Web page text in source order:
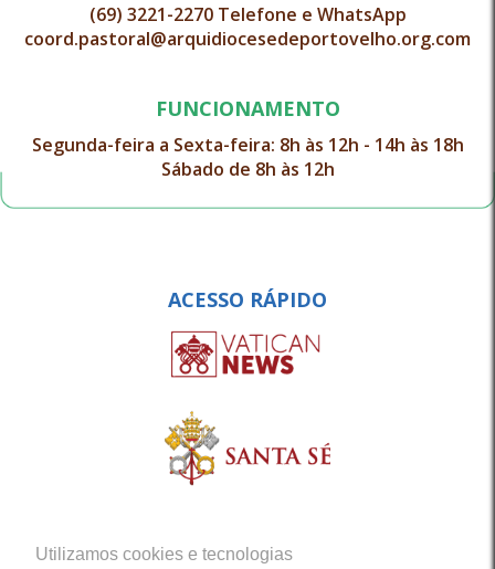
Utilizamos cookies e tecnologias
(69) 3221-2270 Telefone e WhatsApp
coord.pastoral@arquidiocesedeportovelho.org.com
FUNCIONAMENTO
Segunda-feira a Sexta-feira: 8h às 12h - 14h às 18h
Sábado de 8h às 12h
ACESSO RÁPIDO